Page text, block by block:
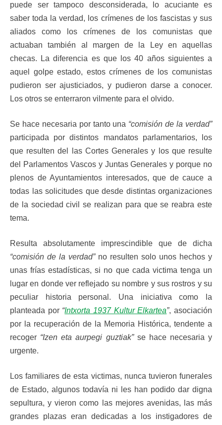
puede ser tampoco desconsiderada, lo acuciante es
saber toda la verdad, los crímenes de los fascistas y sus
aliados como los crímenes de los comunistas que
actuaban también al margen de la Ley en aquellas
checas. La diferencia es que los 40 años siguientes a
aquel golpe estado, estos crímenes de los comunistas
pudieron ser ajusticiados, y pudieron darse a conocer.
Los otros se enterraron vilmente para el olvido.
Se hace necesaria por tanto una “comisión de la verdad”
participada por distintos mandatos parlamentarios, los
que resulten del las Cortes Generales y los que resulte
del Parlamentos Vascos y Juntas Generales y porque no
plenos de Ayuntamientos interesados, que de cauce a
todas las solicitudes que desde distintas organizaciones
de la sociedad civil se realizan para que se reabra este
tema.
Resulta absolutamente imprescindible que de dicha
“comisión de la verdad”no resulten solo unos hechos y
unas frías estadísticas, si no que cada victima tenga un
lugar en donde ver reflejado su nombre y sus rostros y su
peculiar historia personal. Una iniciativa como la
planteada por “Intxorta 1937 Kultur Elkartea”, asociación
por la recuperación de la Memoria Histórica, tendente a
recoger “Izen eta aurpegi guztiak”se hace necesaria y
urgente.
Los familiares de esta victimas, nunca tuvieron funerales
de Estado, algunos todavía ni les han podido dar digna
sepultura, y vieron como las mejores avenidas, las más
grandes plazas eran dedicadas a los instigadores de